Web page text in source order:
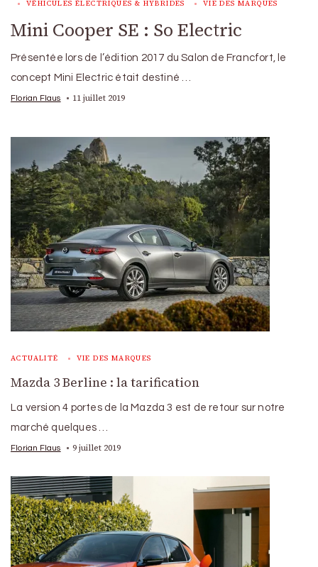
VÉHICULES ÉLECTRIQUES & HYBRIDES VIE DES MARQUES
Mini Cooper SE : So Electric
Présentée lors de l’édition 2017 du Salon de Francfort, le
concept Mini Electric était destiné …
Florian Flaus 11 juillet 2019
ACTUALITÉ VIE DES MARQUES
Mazda 3 Berline : la tarification
La version 4 portes de la Mazda 3 est de retour sur notre
marché quelques …
Florian Flaus 9 juillet 2019